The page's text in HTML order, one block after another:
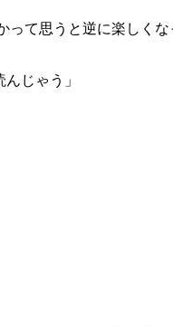
て思うと逆に楽しくな
じゃう」